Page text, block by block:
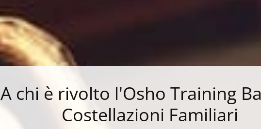
A chi è rivolto l'Osho Training
Costellazioni Familiari